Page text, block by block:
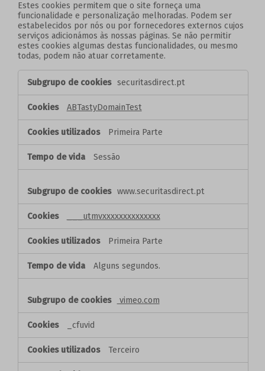
Estes cookies permitem que o site forneça uma
funcionalidade e personalização melhoradas. Podem ser
estabelecidos por nós ou por fornecedores externos cujos
serviços adicionámos às nossas páginas. Se não permitir
estes cookies algumas destas funcionalidades, ou mesmo
todas, podem não atuar corretamente.
Cookies
de
funcionalidade
securitasdirect.pt
ABTastyDomainTest
Primeira Parte
Sessão
www.securitasdirect.pt
___utmvxxxxxxxxxxxxxx
Primeira Parte
Alguns segundos.
vimeo.com
_cfuvid
Terceiro